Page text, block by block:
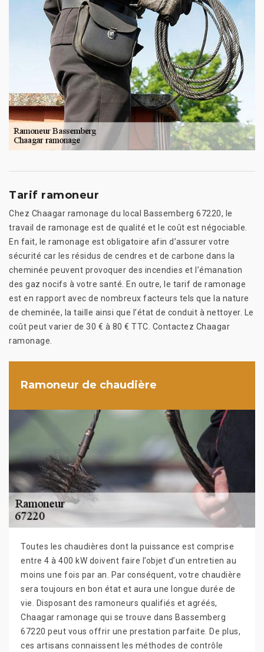
Tarif ramoneur
Chez Chaagar ramonage du local Bassemberg 67220, le
travail de ramonage est de qualité et le coût est négociable.
En fait, le ramonage est obligatoire afin d’assurer votre
sécurité car les résidus de cendres et de carbone dans la
cheminée peuvent provoquer des incendies et l’émanation
des gaz nocifs à votre santé. En outre, le tarif de ramonage
est en rapport avec de nombreux facteurs tels que la nature
de cheminée, la taille ainsi que l’état de conduit à nettoyer. Le
coût peut varier de 30 € à 80 € TTC. Contactez Chaagar
ramonage.
Ramoneur de chaudière
Toutes les chaudières dont la puissance est comprise
entre 4 à 400 kW doivent faire l’objet d’un entretien au
moins une fois par an. Par conséquent, votre chaudière
sera toujours en bon état et aura une longue durée de
vie. Disposant des ramoneurs qualifiés et agréés,
Chaagar ramonage qui se trouve dans Bassemberg
67220 peut vous offrir une prestation parfaite. De plus,
ces artisans connaissent les méthodes de contrôle